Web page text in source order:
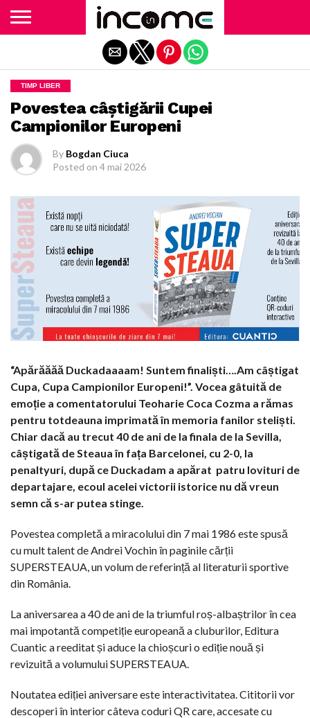
TIMP LIBER
Povestea câștigării Cupei
Campionilor Europeni
By Bogdan Ciuca
Posted on 4 mai 2026
“Apărăăăă Duckadaaaam! Suntem finaliști….Am câștigat
Cupa, Cupa Campionilor Europeni!”. Vocea gâtuită de
emoție a comentatorului Teoharie Coca Cozma a rămas
pentru totdeauna imprimată în memoria fanilor steliști.
Chiar dacă au trecut 40 de ani de la finala de la Sevilla,
câștigată de Steaua în fața Barcelonei, cu 2-0, la
penaltyuri, după ce Duckadam a apărat patru lovituri de
departajare, ecoul acelei victorii istorice nu dă vreun
semn că s-ar putea stinge.
Povestea completă a miracolului din 7 mai 1986 este spusă
cu mult talent de Andrei Vochin în paginile cărții
SUPERSTEAUA, un volum de referință al literaturii sportive
din România.
La aniversarea a 40 de ani de la triumful roș-albaștrilor în cea
mai impotantă competiție europeană a cluburilor, Editura
Cuantic a reeditat și aduce la chioșcuri o ediție nouă și
revizuită a volumului SUPERSTEAUA.
Noutatea ediției aniversare este interactivitatea. Cititorii vor
descoperi în interior câteva coduri QR care, accesate cu
Exit mobile version